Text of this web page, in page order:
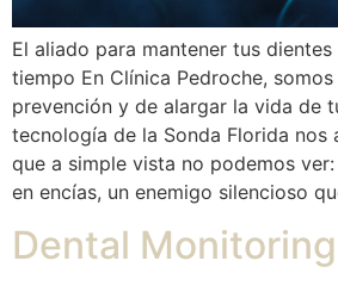
El aliado para mantener tus
tiempo En Clínica Pedroche,
prevención y de alargar la vida de
tecnología de la Sonda Florida nos
que a simple vista no podemos
en encías, un enemigo silencioso
Dental Monitoring